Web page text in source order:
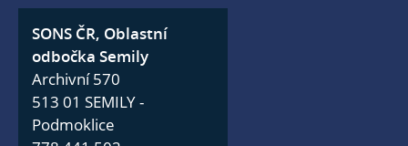
SONS ČR, Oblastní
odbočka Semily
Archivní 570
513 01 SEMILY -
Podmoklice